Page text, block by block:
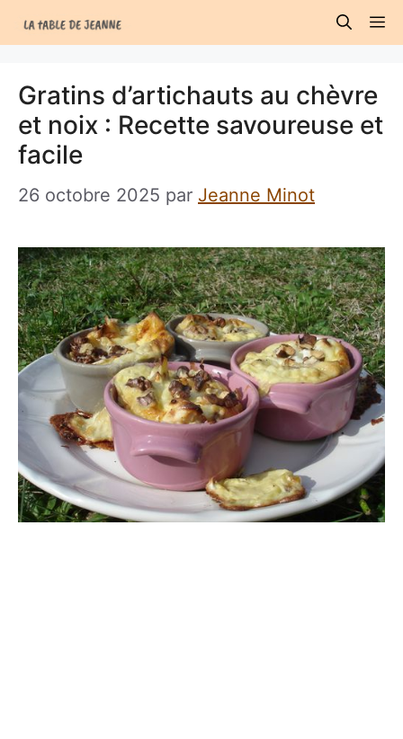
au
Gratins d’artichauts au chèvre
et noix : Recette savoureuse et
facile
26 octobre 2025 par Jeanne Minot